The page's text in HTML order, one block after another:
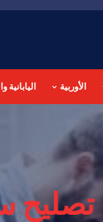
الأوربية اليابانية
تصليح